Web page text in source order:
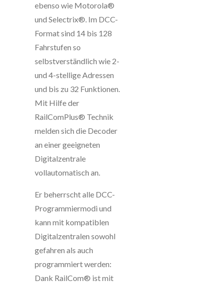
ebenso wie Motorola®
und Selectrix®. Im DCC-
Format sind 14 bis 128
Fahrstufen so
selbstverständlich wie 2-
und 4-stellige Adressen
und bis zu 32 Funktionen.
Mit Hilfe der
RailComPlus® Technik
melden sich die Decoder
an einer geeigneten
Digitalzentrale
vollautomatisch an.
Er beherrscht alle DCC-
Programmiermodi und
kann mit kompatiblen
Digitalzentralen sowohl
gefahren als auch
programmiert werden:
Dank RailCom® ist mit